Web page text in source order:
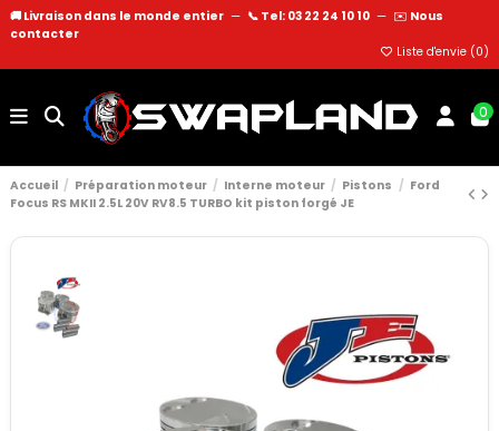
🚚 Livraison dans le monde entier — 📞 Tel: 03 22 24 10 10 — ✉️ Nous
contacter
Liste d'envie (0)
0
Accueil Préparation moteur Interne moteur Pistons
Ford
Focus RS MKII 2.5L 20V RV8.5 TURBO kit piston forgé JE